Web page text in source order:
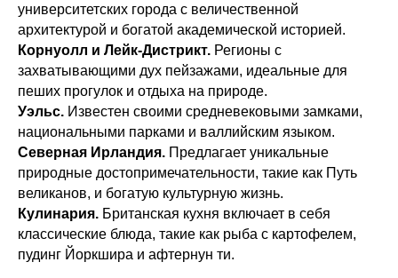
университетских города с величественной
архитектурой и богатой академической историей.
Корнуолл и Лейк-Дистрикт. Регионы с
захватывающими дух пейзажами, идеальные для
пеших прогулок и отдыха на природе.
Уэльс. Известен своими средневековыми замками,
национальными парками и валлийским языком.
Северная Ирландия. Предлагает уникальные
природные достопримечательности, такие как Путь
великанов, и богатую культурную жизнь.
Кулинария. Британская кухня включает в себя
классические блюда, такие как рыба с картофелем,
пудинг Йоркшира и афтернун ти.